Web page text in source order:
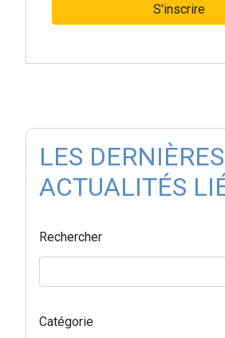
S'inscrire
LES DERNIÈRES
ACTUALITÉS
Rechercher
Catégorie